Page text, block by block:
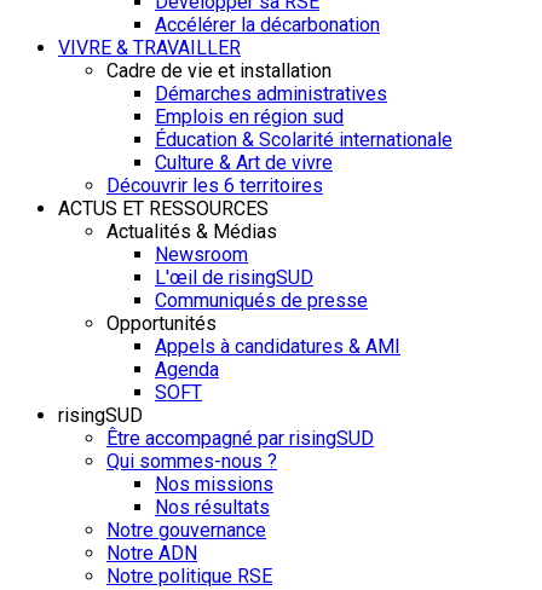
Accélérer la décarbonation
VIVRE & TRAVAILLER
Cadre de vie et installation
Démarches administratives
Emplois en région sud
Éducation & Scolarité internationale
Culture & Art de vivre
Découvrir les 6 territoires
ACTUS ET RESSOURCES
Actualités & Médias
Newsroom
L'œil de risingSUD
Communiqués de presse
Opportunités
Appels à candidatures & AMI
Agenda
SOFT
risingSUD
Être accompagné par risingSUD
Qui sommes-nous ?
Nos missions
Nos résultats
Notre gouvernance
Notre ADN
Notre politique RSE